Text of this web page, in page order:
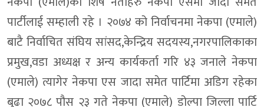
पार्टीलाई सम्हाली रहे । २०७४ को निर्वाचनमा नेकपा (एमाले)
बाटै निर्वाचित संघिय सांसद,केन्द्रिय सदयस्य,नगरपालिकाका
प्रमुख,वडा अध्यक्ष र अन्य कार्यकर्ता गरि ४३ जनाले नेकपा
(एमाले) त्यागेर नेकपा एस जादा समेत पार्टिमा अडिग रहेका
बुढा २०७८ पौस २३ गते नेकपा (एमाले) डोल्पा जिल्ला पार्टि